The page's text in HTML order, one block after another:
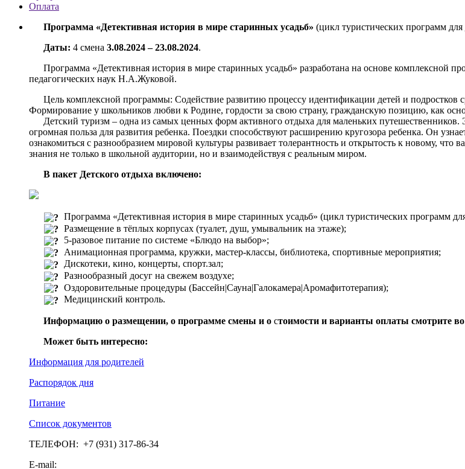
Оплата
Программа «Детективная история в мире старинных усадьб» (цикл туристических программ для
Даты: 4 смена 3.08.2024 – 23.08.2024.
Программа «Детективная история в мире старинных усадьб» разработана на основе комплексной
педагогических наук Н.А.Жуковой.
Цель комплексной программы: Содействие развитию процессу идентификации детей и подростков
Формирование у школьников любви к Родине, гордости за свою страну, гражданскую позицию, как
Детский туризм – одна из самых ценных форм активного отдыха для маленьких
огромная польза для развития ребенка. Поездки способствуют расширению кругозора ребенка. Он
ознакомиться с разнообразием мировой культуры развивает толерантность и открытость к новому,
знания не только в школьной аудитории, но и взаимодействуя с реальным миром.
В пакет Детского отдыха включено:
Программа «Детективная история в мире старинных усадьб» (цикл туристических программ
Размещение в тёплых корпусах (туалет, душ, умывальник на этаже);
5-разовое питание по системе «Блюдо на выбор»;
Анимационная программа, кружки, мастер-классы, библиотека, спортивные мероприятия;
Дискотеки, кино, концерты, спорт.зал;
Разнообразный досуг на свежем воздухе;
Оздоровительные процедуры(Бассейн|Сауна|Галокамера|Аромафитотерапия);
Медицинский контроль.
Информацию о размещении, о программе смены и о стоимости и варианты оплаты смотрите
Может быть интересно:
Информация для родителей
Распорядок дня
Питание
Список документов
ТЕЛЕФОН: +7 (931) 317-86-34
E-mail: